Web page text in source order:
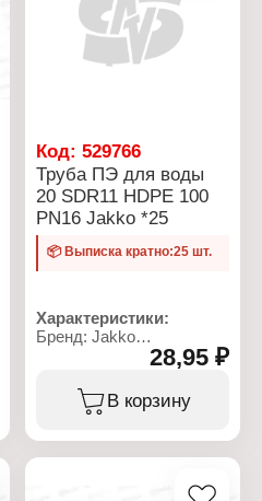
Код:529766
Труба ПЭ для воды
20 SDR11 HDPE 100
PN16 Jakko *25
📦 Выписка кратно:25 шт.
Характеристики:
Бренд: Jakko
Артикул: 704000120R
Назначение: для воды
Диаметр: 20 мм
28,95 ₽
В корзину